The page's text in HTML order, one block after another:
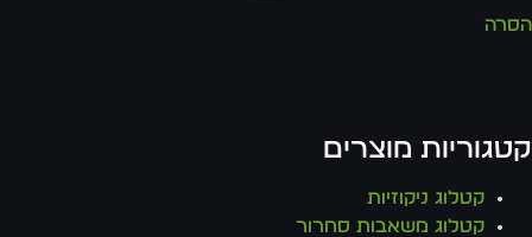
הסרה
קטגוריות מוצרים
קטלוג ניקוזיות
קטלוג משאבות סחרור